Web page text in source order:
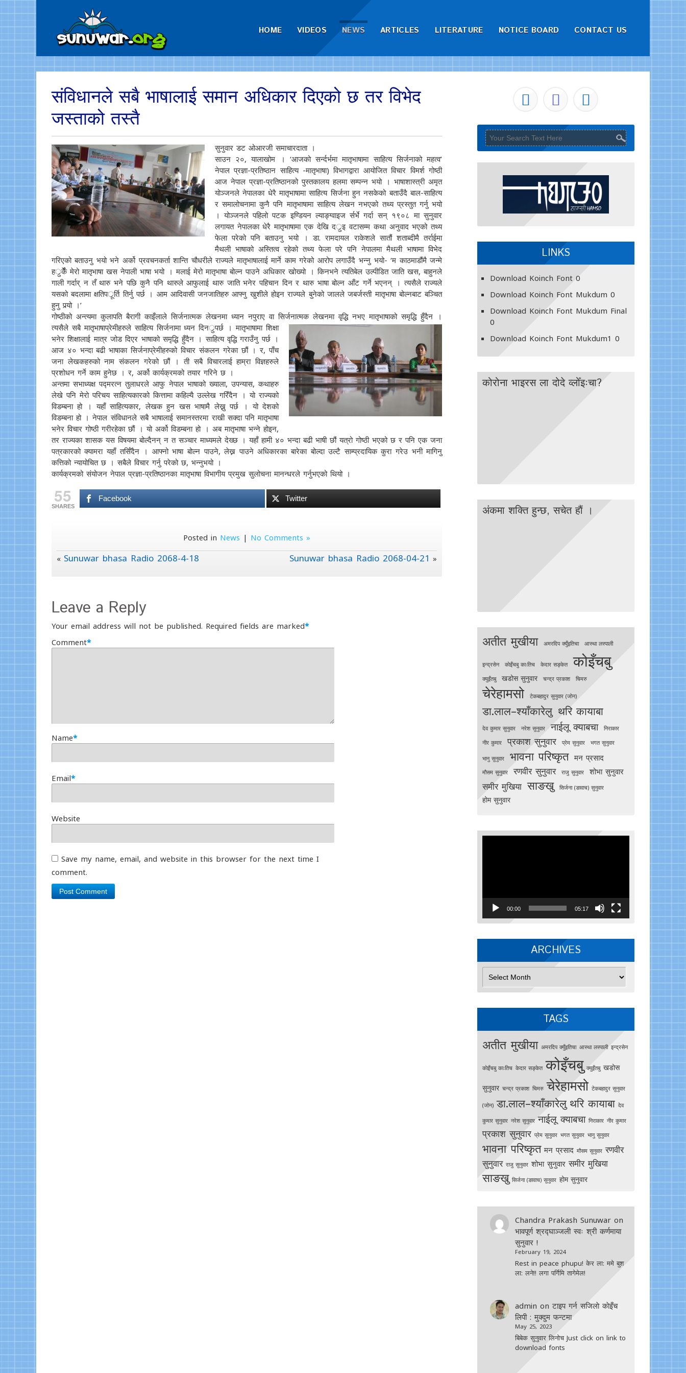
HOME VIDEOS NEWS ARTICLES LITERATURE NOTICE BOARD CONTACT US
संविधानले सबै भाषालाई समान अधिकार दिएको छ तर विभेद
जस्ताको तस्तै
सुनुवार डट ओआरजी समाचारदाता ।
साउन २०, यालाखोम । ‘आजको सर्न्दर्भमा मातृभाषामा साहित्य सिर्जनाको महत्व’
नेपाल प्रज्ञा-प्रतिष्ठान साहित्य -मातृभाषा) विभागद्वारा आयोजित विचार विमर्श गोष्ठी
आज नेपाल प्रज्ञा-प्रतिष्ठानको पुस्तकालय हलमा सम्पन्न भयो । भाषाशास्त्री अमृत
योञ्जनले नेपालका धेरै मातृभाषामा साहित्य सिर्जना हुन नसकेको बताउँदै बाल-साहित्य
र समालोचनामा कुनै पनि मातृभाषामा साहित्य लेखन नभएको तथ्य प्रस्तुत गर्नु भयो
। योञ्जनले पहिलो पटक इण्डियन ल्याङ्ग्वाइज र्सर्भे गर्दा सन् १९०८ मा सुनुवार
लगायत नेपालका धेरै मातृभाषामा एक देखि दर्ुइ वटासम्म कथा अनुवाद भएको तथ्य
फेला परेको पनि बताउनु भयो । डा. रामदायल राकेशले सातौं शताब्दीमै तर्राईमा
मैथली भाषाको अस्तित्व रहेको तथ्य फेला परे पनि नेपालमा मैथली भाषामा विभेद
गरिएको बताउनु भयो भने अर्को प्रवचनकर्ता शान्ति चौधरीले राज्यले मातृभाषालाई मार्ने काम गरेको आरोप लगाउँदै भन्नु भयो- ‘म काठमाडौंमै जन्मे
हर्ुर्केँ मेरो मातृभाषा खस नेपाली भाषा भयो । मलाई मेरो मातृभाषा बोल्न पाउने अधिकार खोख्यो । किनभने त्यतिबेल उल्पीडित जाति खस, बाहुनले
गाली गर्दार् न तँ थारु भने पछि कुनै पनि थारुले आफुलाई थारु जाति भनेर पहिचान दिन र थारु भाषा बोल्न आँट गर्ने भएनन् । त्यसैले राज्यले
यसको बदलामा क्षतिपर्ूर्ति तिर्नु पर्छ । आम आदिवासी जनजातिहरु आफ्नु खुशीले होइन राज्यले बुनेको जालले जबर्जस्ती मातृभाषा बोल्नबाट बञ्चित
हुनु पर्‍यो ।’
गोष्ठीको अन्त्यमा कुलापति बैरागी काइँलाले सिर्जनात्मक लेखनमा ध्यान नपुराए वा सिर्जनात्मक लेखनमा वृद्धि नभए मातृभाषाको समृद्धि हुँदैन ।
त्यसैलेसबै मातृभाषाप्रेमीहरुले साहित्य सिर्जनामा ध्यन दिनर्ुपर्छ । मातृभाषामा शिक्षा
भनेर शिक्षालाई मात्र जोड दिएर भाषाको समृद्धि हुँदैन । साहित्य वृद्धि गराउँनु पर्छ ।
आज ४० भन्दा बढी भाषाका सिर्जनाप्रेमीहरुको विचार संकलन गरेका छौं । र, पाँच
जना लेखकहरुको नाम संकलन गरेको छौं । ती सबै विचारलाई हाम्रा विज्ञहरुले
प्रशोधन गर्ने काम हुनेछ । र, अर्को कार्यक्रमको तयार गरिने छ ।
अन्तमा सभाध्यक्ष पद्मरत्न तुलाधरले आफु नेपाल भाषाको ख्याला, उपन्यास, कथाहरु
लेखे पनि मेरो परिचय साहित्यकारको कित्तामा कहिल्यै उल्लेख गरिँदैन । यो राज्यको
विडम्बना हो । यहाँ साहित्यकार, लेखक हुन खस भाषामै लेख्नु पर्छ । यो देशको
विडम्बना हो । नेपाल संविधानले सबै भाषालाई समानस्तरमा राखी सक्दा पनि मातृभाषा
भनेर विचार गोष्ठी गरीरहेका छौं । यो अर्को विडम्बना हो । अब मातृभाषा भन्ने होइन,
तर राज्यका शासक यस विषयमा बोल्दैनन् न त सञ्चार माध्यमले देख्छ । यहाँ हामी ४० भन्दा बढी भाषी छौं यत्रो गोष्ठी भएको छ र पनि एक जना
पत्रकारको क्यामरा यहाँ तर्सिँदैन । आफ्नो भाषा बोल्न पाउने, लेख्न पाउने अधिकारका बारेका बोल्दा उल्टै साम्प्रदायिक कुरा गरेउ भनी मागिनु
कत्तिको न्यायोचित छ । सबैले विचार गर्नु परेको छ, भन्नुभयो ।
कार्यक्रमको संयोजन नेपाल प्रज्ञा-प्रतिष्ठानका मातृभाषा विभागीय प्रमुख सुलोचना मानन्धरले गर्नुभएको थियो ।
55
SHARES
Facebook Twitter
Posted in News | No Comments »
« Sunuwar bhasa Radio 2068-4-18 Sunuwar bhasa Radio 2068-04-21 »
Leave a Reply
Your email address will not be published. Required fields are marked*
Comment*
Name*
Email*
Website
Save my name, email, and website in this browser for the next time I
comment.
LINKS
Download Koinch Font0
Download Koinch Font Mukdum 0
Download Koinch Font Mukdum Final
0
Download Koinch Font Mukdum1 0
कोरोना भाइरस ला दोदे व्लोँइःचा?
अंकमा शक्ति हुन्छ, सचेत हाैं ।
अतीत मुखीया अमरदिप क्युँइतिचा आस्था लस्पाली
इन्द्रसेन काेइँचबु काःतिच केदार सङ्केत कोइँचबु
क्युइँतबु खडोस सुनुवार चन्द्र प्रकाश चिमरु
चेरेहामसो टेकबहादुर सुनुवार (जोन)
डा.लाल–श्याँकारेलु थरि कायाबा
देव कुमार सुनुवार नरेश सुनुवार नाईलू क्याबचा
निराकार
नीर कुमार
प्रकाश सुनुवार प्रेम सुनुवार भगत सुनुवार
भानु सुनुवार भावना परिष्कृत मन प्रसाद
मौसम सुनुवार रणवीर सुनुवार राजु सुनुवार शोभा सुनुवार
समीर मुखिया साङखु सिर्जना (ङावाच) सुनुवार
होम सुनुवार
00:00 05:17
ARCHIVES
Archives
TAGS
अतीत मुखीया अमरदिप क्युँइतिचा आस्था लस्पाली इन्द्रसेन
काेइँचबु काःतिच केदार सङ्केत कोइँचबु क्युइँतबु खडोस
सुनुवार चन्द्र प्रकाश चिमरु चेरेहामसो टेकबहादुर सुनुवार
(जोन) डा.लाल–श्याँकारेलु थरि कायाबा देव
कुमार सुनुवार नरेश सुनुवार नाईलू क्याबचा निराकार नीर कुमार
प्रकाश सुनुवार प्रेम सुनुवार भगत सुनुवार भानु सुनुवार
भावना परिष्कृत मन प्रसाद मौसम सुनुवार रणवीर
सुनुवार राजु सुनुवार शोभा सुनुवार समीर मुखिया
साङखु सिर्जना (ङावाच) सुनुवार होम सुनुवार
Chandra Prakash Sunuwaron
भावपूर्ण श्रद्घाञ्जली स्वः श्री कर्णमाया
सुनुवार !
February 19, 2024
Rest in peace phupu! केर ला: ममे बुश
ला: लने!! लगा पर्गिमि तागेमेल!
admin onटाइप गर्न सजिलाे काेइँच
लिपी : मुक्दुम फन्टमा
May 25, 2023
बिबेक सुनुवार लिनोच Just click on link to
download fonts